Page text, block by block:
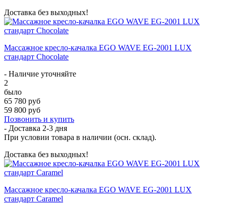
Доставка без выходных!
Массажное кресло-качалка EGO WAVE EG-2001 LUX
стандарт Chocolate
- Наличие уточняйте
2
было
65 780 руб
59 800 руб
Позвонить и купить
- Доставка 2-3 дня
При условии товара в наличии (осн. склад).
Доставка без выходных!
Массажное кресло-качалка EGO WAVE EG-2001 LUX
стандарт Caramel